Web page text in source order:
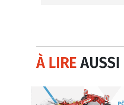
À LIREAUSSI